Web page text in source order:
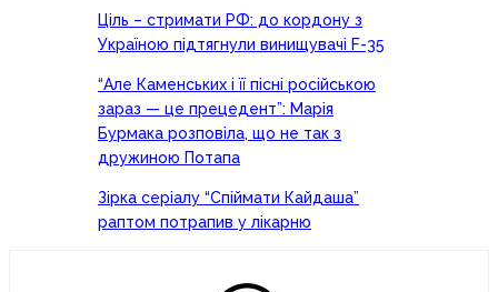
Ціль – стримати РФ: до кордону з
Україною підтягнули винищувачі F-35
“Але Каменських і її пісні російською
зараз — це прецедент”: Марія
Бурмака розповіла, що не так з
дружиною Потапа
Зірка серіалу “Спіймати Кайдаша”
раптом потрапив у лікарню